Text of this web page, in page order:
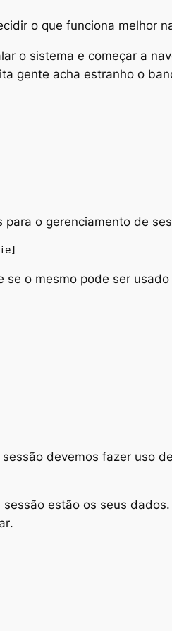
o que funciona melhor
o sistema e começar a
gente acha estranho o
o gerenciamento de
o mesmo pode ser
devemos fazer uso
estão os seus
.